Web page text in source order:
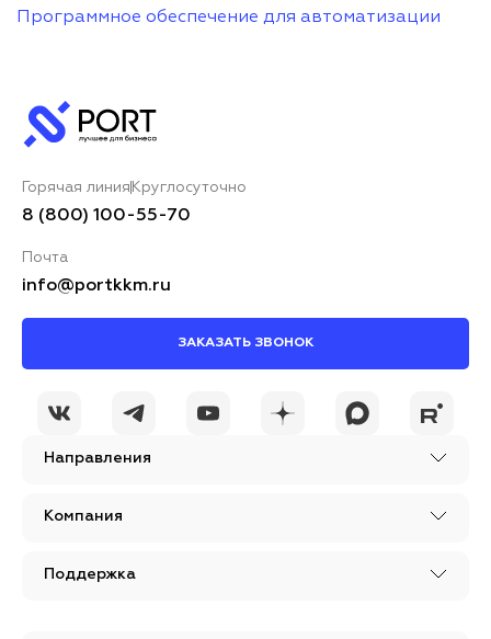
Программное обеспечение для автоматизации
Направления
Компания
Поддержка
Горячая линия Круглосуточно
8 (800) 100-55-70
Почта
info@portkkm.ru
ЗАКАЗАТЬ ЗВОНОК